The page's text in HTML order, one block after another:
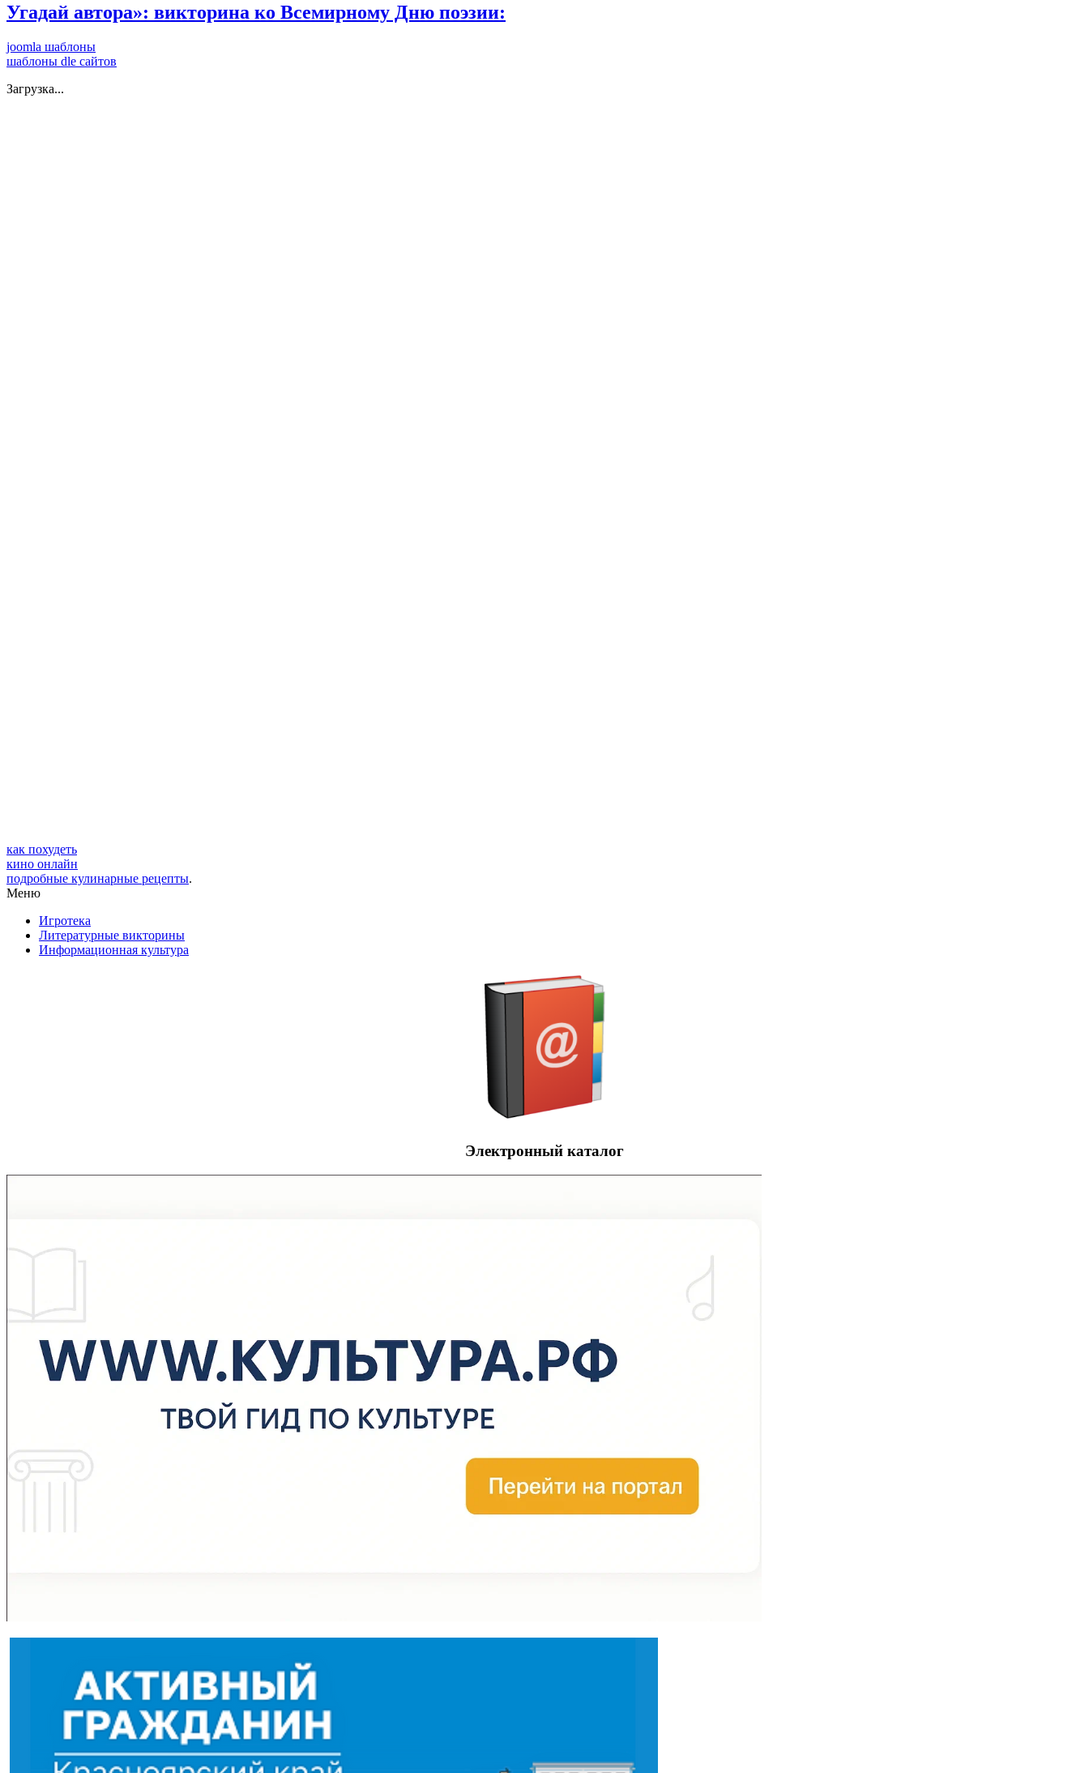
Угадай автора»: викторина ко Всемирному Дню поэзии:
joomla шаблоны
шаблоны dle сайтов
Загрузка...
как похудеть
кино онлайн
подробные кулинарные рецепты.
Меню
Игротека
Литературные викторины
Информационная культура
Электронный каталог